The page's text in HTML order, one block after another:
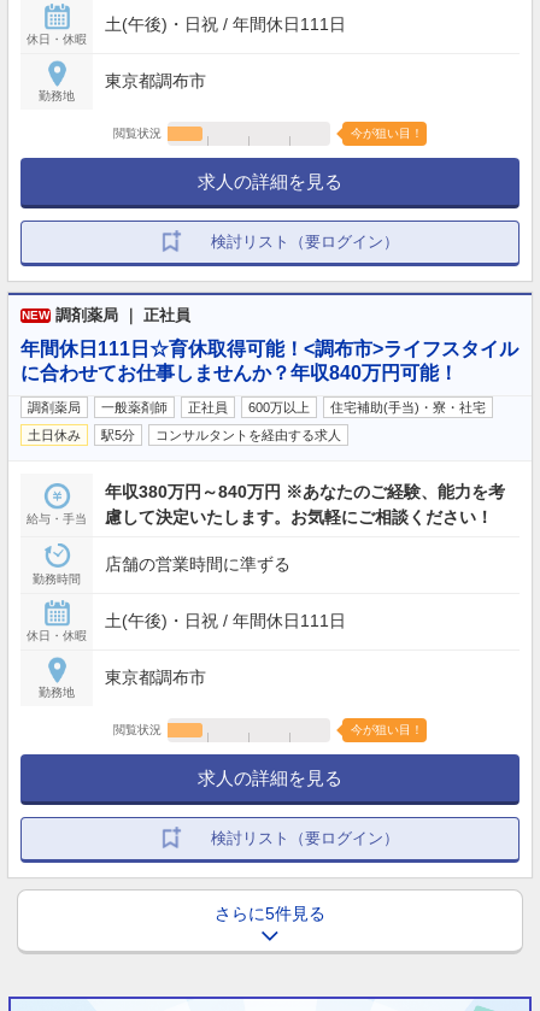
休日・休暇
土(午後)・日祝 / 年間休日111日
勤務地
東京都調布市
閲覧状況 今が狙い目！
求人の詳細を見る
検討リスト（要ログイン）
NEW 調剤薬局 ｜ 正社員
年間休日111日☆育休取得可能！<調布市>ライフスタイル
に合わせてお仕事しませんか？年収840万円可能！
調剤薬局 一般薬剤師 正社員 600万以上
住宅補助(手当)・寮・社宅
土日休み
駅5分 コンサルタントを経由する求人
給与・手当
年収380万円～840万円 ※あなたのご経験、能力を考
慮して決定いたします。お気軽にご相談ください！
勤務時間
店舗の営業時間に準ずる
休日・休暇
土(午後)・日祝 / 年間休日111日
勤務地
東京都調布市
閲覧状況 今が狙い目！
求人の詳細を見る
検討リスト（要ログイン）
さらに5件見る